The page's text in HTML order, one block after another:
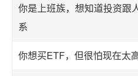
你是上班族，想知道投资跟
系
你想买ETF，但很怕现在太